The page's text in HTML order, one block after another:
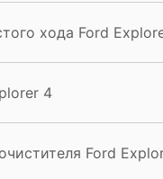
хода Ford
4
Ford